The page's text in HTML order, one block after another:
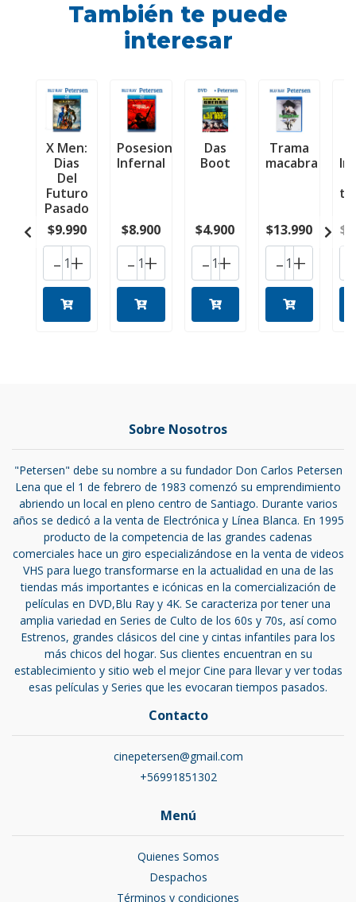
También te puede
interesar
X Men:
Dias
Del
Futuro
Pasado
$9.990
+
-
Posesion
Infernal
$8.900
+
-
Das
Boot
$4.900
+
-
Trama
macabra
$13.990
+
-
Sobre Nosotros
"Petersen" debe su nombre a su fundador Don Carlos Petersen
Lena que el 1 de febrero de 1983 comenzó su emprendimiento
abriendo un local en pleno centro de Santiago. Durante varios
años se dedicó a la venta de Electrónica y Línea Blanca. En 1995
producto de la competencia de las grandes cadenas
comerciales hace un giro especializándose en la venta de videos
VHS para luego transformarse en la actualidad en una de las
tiendas más importantes e icónicas en la comercialización de
películas en DVD,Blu Ray y 4K. Se caracteriza por tener una
amplia variedad en Series de Culto de los 60s y 70s, así como
Estrenos, grandes clásicos del cine y cintas infantiles para los
más chicos del hogar. Sus clientes encuentran en su
establecimiento y sitio web el mejor Cine para llevar y ver todas
esas películas y Series que les evocaran tiempos pasados.
Contacto
cinepetersen@gmail.com
+56991851302
Menú
Quienes Somos
Despachos
Términos y condiciones